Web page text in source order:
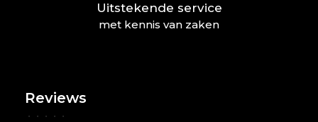
Uitstekende service
met kennis van zaken
Reviews
• • • • •